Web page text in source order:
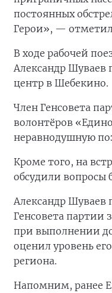
постоянных
Герои», —
В ходе рабочей
Александр Шуваев
центр в Шебекино.
Член Генсовета
волонтёров
неравнодушную
Кроме того, на
обсудили вопросы
Александр Шуваев
Генсовета партии
при выполнении
оценил уровень
региона.
Напомним, ранее